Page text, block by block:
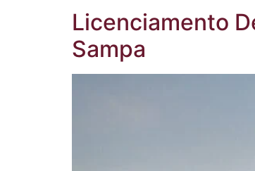
Licenciamento
Sampa